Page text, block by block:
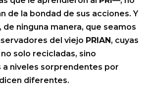
de la bondad de sus acciones. Y
de ninguna manera, que seamos
del viejo PRIAN, cuyas
solo recicladas, sino
niveles sorprendentes por
diferentes.